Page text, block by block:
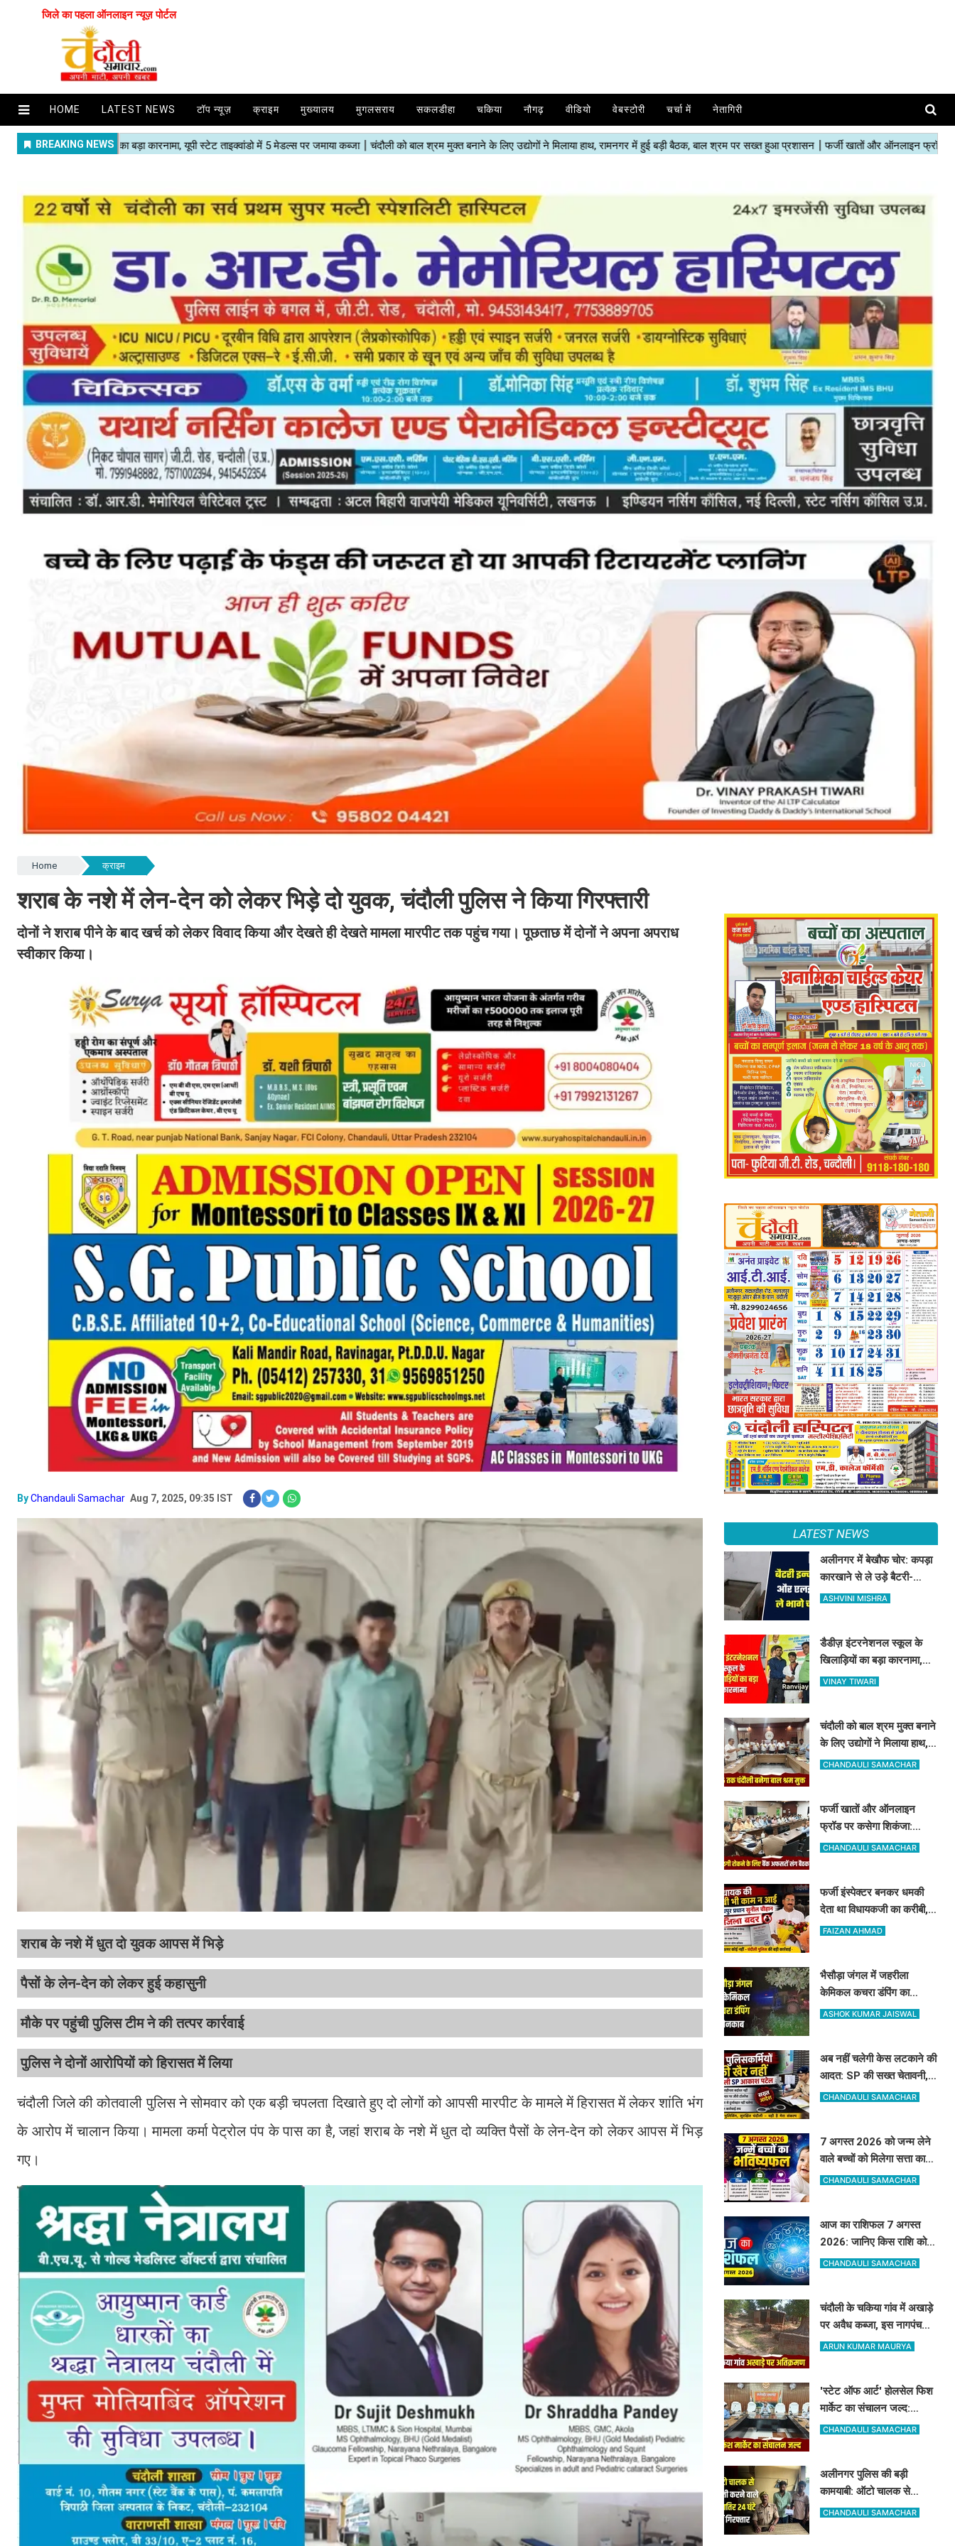
जिले का पहला ऑनलाइन न्यूज़ पोर्टल
HOME LATEST NEWS टॉप न्यूज़ क्राइम मुख्यालय मुगलसराय सकलडीहा चकिया नौगढ़ वीडियो वेबस्टोरी चर्चा में नेतागिरी
Home क्राइम
शराब के नशे में लेन-देन को लेकर भिड़े दो युवक, चंदौली पुलिस ने किया गिरफ्तारी
दोनों ने शराब पीने के बाद खर्च को लेकर विवाद किया और देखते ही देखते मामला मारपीट तक पहुंच गया। पूछताछ में दोनों ने अपना अपराध
स्वीकार किया।
ByChandauli Samachar Aug 7, 2025, 09:35 IST
शराब के नशे में धुत दो युवक आपस में भिड़े
पैसों के लेन-देन को लेकर हुई कहासुनी
मौके पर पहुंची पुलिस टीम ने की तत्पर कार्रवाई
पुलिस ने दोनों आरोपियों को हिरासत में लिया
चंदौली जिले की कोतवाली पुलिस ने सोमवार को एक बड़ी चपलता दिखाते हुए दो लोगों को आपसी मारपीट के मामले में हिरासत में लेकर शांति भंग
के आरोप में चालान किया। मामला कर्मा पेट्रोल पंप के पास का है, जहां शराब के नशे में धुत दो व्यक्ति पैसों के लेन-देन को लेकर आपस में भिड़
गए।
LATEST NEWS
अलीनगर में बेखौफ चोर: कपड़ा
कारखाने से ले उड़े बैटरी-
इन्वर्टर और LED, व्यापारियों में
ASHVINI MISHRA
डैडीज़ इंटरनेशनल स्कूल के
खिलाड़ियों का बड़ा कारनामा,
यूपी स्टेट ताइक्वांडो में 5 मेडल्स
VINAY TIWARI
चंदौली को बाल श्रम मुक्त बनाने
के लिए उद्योगों ने मिलाया हाथ,
रामनगर में हुई बड़ी बैठक, बाल
CHANDAULI SAMACHAR
फर्जी खातों और ऑनलाइन
फ्रॉड पर कसेगा शिकंजा:
चंदौली पुलिस कप्तान ने बैंक
CHANDAULI SAMACHAR
फर्जी इंस्पेक्टर बनकर धमकी
देता था विधायकजी का करीबी,
अब DM और SP ने अमोघपुर
FAIZAN AHMAD
भैसौड़ा जंगल में जहरीला
केमिकल कचरा डंपिंग का
खुलासा: रिलायंस कंपनी पर वन
ASHOK KUMAR JAISWAL
अब नहीं चलेगी केस लटकाने की
आदत: SP की सख्त चेतावनी, 4
विवेचकों के खिलाफ जांच शुरू,
CHANDAULI SAMACHAR
7 अगस्त 2026 को जन्म लेने
वाले बच्चों को मिलेगा सत्ता का
सुख, बच्चों पर मेहरबान रहेंगे
CHANDAULI SAMACHAR
आज का राशिफल 7 अगस्त
2026: जानिए किस राशि को
मिलेगा अधिकारियों का साथ और
CHANDAULI SAMACHAR
चंदौली के चकिया गांव में अखाड़े
पर अवैध कब्जा, इस नागपंचमी
भी सूना रहेगा पारंपरिक खेल का
ARUN KUMAR MAURYA
'स्टेट ऑफ आर्ट' होलसेल फिश
मार्केट का संचालन जल्द:
पूर्वांचल के 7 जिलों के किसान
CHANDAULI SAMACHAR
अलीनगर पुलिस की बड़ी
कामयाबी: ऑटो चालक से
मोबाइल व ईयरफोन छीनने वाले
CHANDAULI SAMACHAR